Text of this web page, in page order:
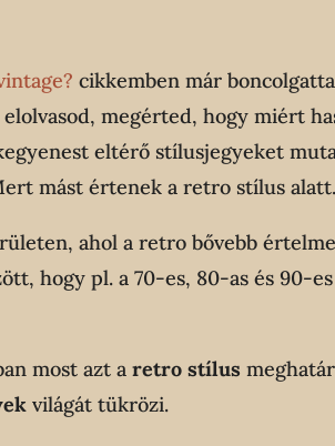
cikkemben már
megérted, hogy miért
eltérő stílusjegyeket
mást értenek a retro stílus alatt.
ahol a retro bővebb
hogy pl. a 70-es, 80-as és 90-
most azt a retro stílus
világát tükrözi.